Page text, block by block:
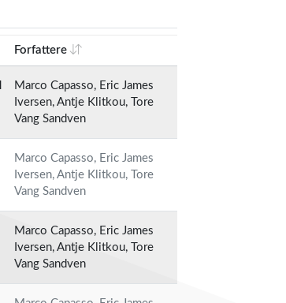
Forfattere
Marco Capasso, Eric James
Iversen, Antje Klitkou, Tore
Vang Sandven
Marco Capasso, Eric James
Iversen, Antje Klitkou, Tore
Vang Sandven
Marco Capasso, Eric James
Iversen, Antje Klitkou, Tore
Vang Sandven